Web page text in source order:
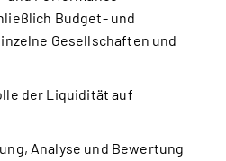
Budget- und
Gesellschaften und
der Liquidität auf
Analyse und Bewertung